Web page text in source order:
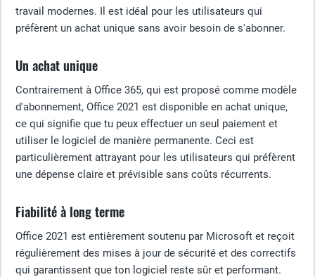
travail modernes. Il est idéal pour les utilisateurs qui
préfèrent un achat unique sans avoir besoin de s'abonner.
Un achat unique
Contrairement à Office 365, qui est proposé comme modèle
d'abonnement, Office 2021 est disponible en achat unique,
ce qui signifie que tu peux effectuer un seul paiement et
utiliser le logiciel de manière permanente. Ceci est
particulièrement attrayant pour les utilisateurs qui préfèrent
une dépense claire et prévisible sans coûts récurrents.
Fiabilité à long terme
Office 2021 est entièrement soutenu par Microsoft et reçoit
régulièrement des mises à jour de sécurité et des correctifs
qui garantissent que ton logiciel reste sûr et performant.